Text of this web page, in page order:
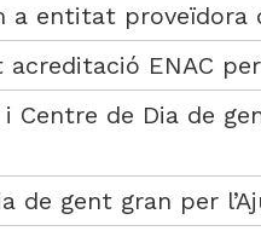
entitat proveïdora
ENAC
de Dia de
de gent gran per